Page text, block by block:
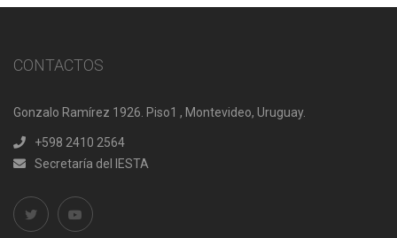
CONTACTOS
Gonzalo Ramírez 1926. Piso1 , Montevideo, Uruguay.
+598 2410 2564
Secretaría del IESTA